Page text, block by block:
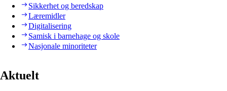
Sikkerhet og beredskap
Læremidler
Digitalisering
Samisk i barnehage og skole
Nasjonale minoriteter
Aktuelt